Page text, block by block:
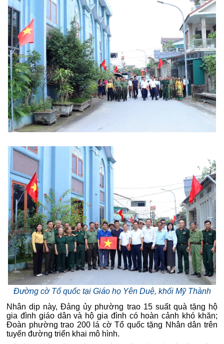
Đường cờ Tổ quốc tại Giáo họ Yên Duệ, khối Mỹ Thành
Nhân dịp này, Đảng ủy phường trao 15 suất quà tặng hộ
gia đình giáo dân và hộ gia đình có hoàn cảnh khó khăn;
Đoàn phường trao 200 lá cờ Tổ quốc tặng Nhân dân trên
tuyến đường triển khai mô hình.